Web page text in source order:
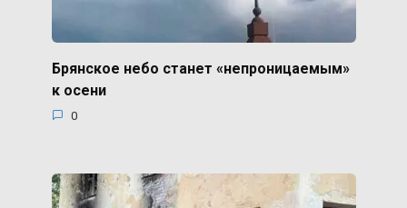
Брянское небо станет «непроницаемым»
к осени
0